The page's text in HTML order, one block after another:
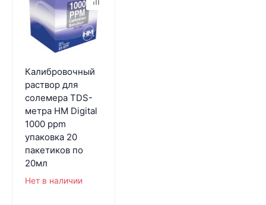
Калибровочный
раствор для
солемера TDS-
метра HM Digital
1000 ppm
упаковка 20
пакетиков по
20мл
Нет в наличии